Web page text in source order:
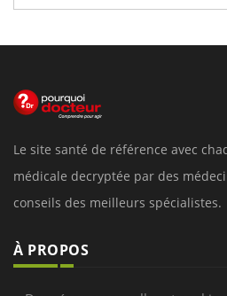
Le site santé de référence avec
médicale decryptée par des
conseils des meilleurs spécialistes.
À PROPOS